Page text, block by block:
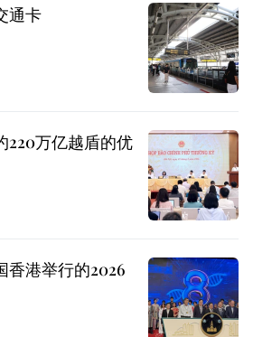
通卡
220万亿越盾的优
香港举行的2026